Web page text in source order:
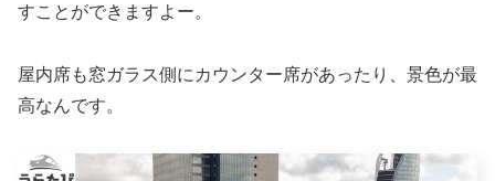
すことができますよー。
屋内席も窓ガラス側にカウンター席があったり、景色が最
高なんです。